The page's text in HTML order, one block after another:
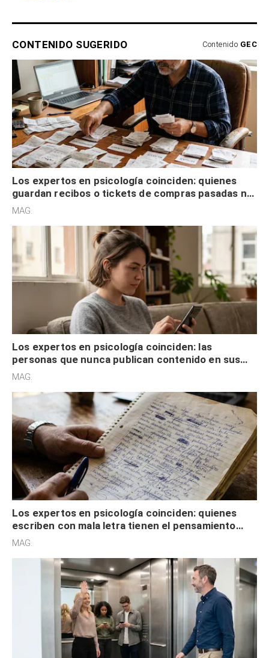
CONTENIDO SUGERIDO Contenido GEC
Los expertos en psicología coinciden: quienes
guardan recibos o tickets de compras pasadas no
son acumuladores, sino que tienen necesidad de
MAG.
Los expertos en psicología coinciden: las
personas que nunca publican contenido en sus
redes sociales no pretenden buscar validación
MAG.
Los expertos en psicología coinciden: quienes
escriben con mala letra tienen el pensamiento
acelerado y no lo hacen por desinterés
MAG.